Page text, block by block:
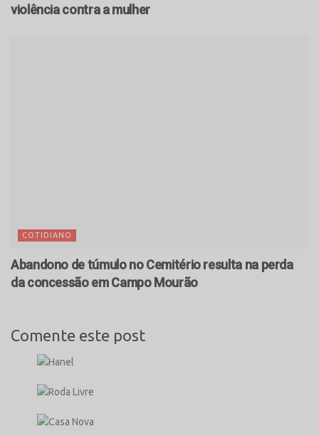
violência contra a mulher
COTIDIANO
Abandono de túmulo no Cemitério resulta na perda
da concessão em Campo Mourão
Comente este post